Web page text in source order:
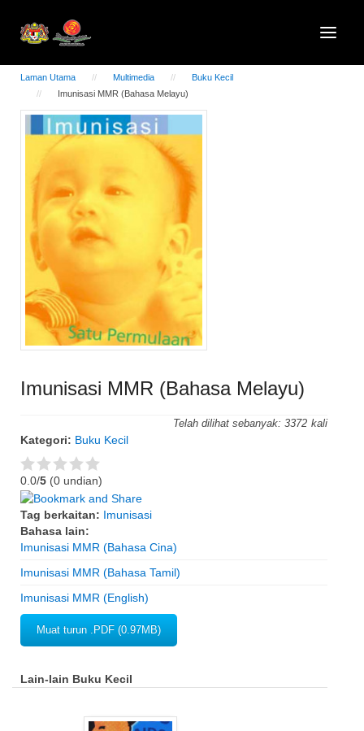
Laman Utama Multimedia
Buku Kecil
Imunisasi MMR (Bahasa Melayu)
Imunisasi MMR (Bahasa Melayu)
Telah dilihat sebanyak: 3372
Kategori: Buku Kecil
0.0/5 (0 undian)
Tag berkaitan: Imunisasi
Bahasa lain:
Imunisasi MMR (Bahasa Cina)
Imunisasi MMR (Bahasa Tamil)
Imunisasi MMR (English)
Muat turun .PDF (0.97MB)
Lain-lain Buku Kecil